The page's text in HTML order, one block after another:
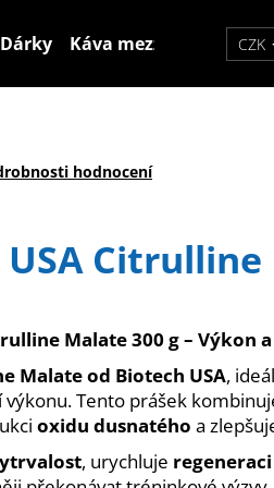
Dárky Káva mezzo Značky
CZK
hodnocení
Malate 300 g – Výkon
Malate od Biotech USA,
výkonu. Tento prášek
oxidu dusnatého a
, urychluje regeneraci